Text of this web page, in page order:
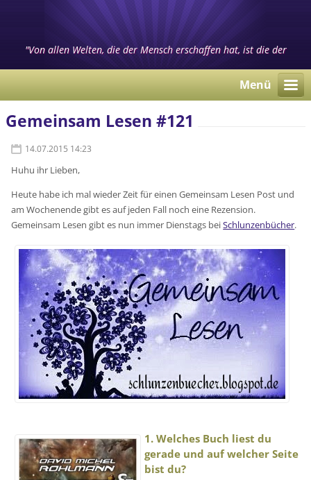
"Von allen Welten, die der Mensch erschaffen hat, ist die der
Menü
Gemeinsam Lesen #121
14.07.2015 14:23
Huhu ihr Lieben,
Heute habe ich mal wieder Zeit für einen Gemeinsam Lesen Post und
am Wochenende gibt es auf jeden Fall noch eine Rezension.
Gemeinsam Lesen gibt es nun immer Dienstags beiSchlunzenbücher.
1. Welches Buch liest du
gerade und auf welcher Seite
bist du?